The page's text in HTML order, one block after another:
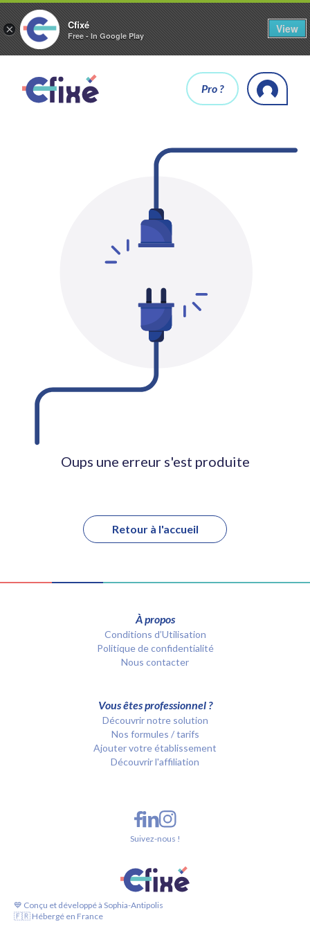
× Cfixé
Free - In Google Play
View
Pro ?
Oups une erreur s'est produite
Retour à l'accueil
À propos
Conditions d’Utilisation
Politique de confidentialité
Nous contacter
Vous êtes professionnel ?
Découvrir notre solution
Nos formules / tarifs
Ajouter votre établissement
Découvrir l'affiliation
💙 Conçu et développé à Sophia-Antipolis
🇫🇷 Hébergé en France
Suivez-nous !